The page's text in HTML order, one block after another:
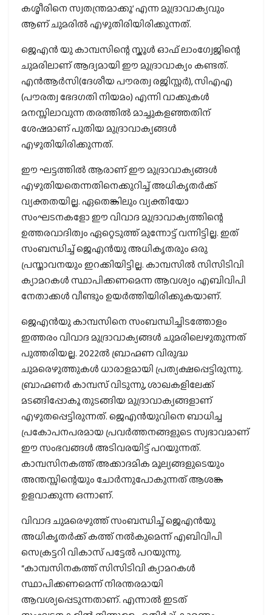
കശ്മീരിനെ സ്വതന്ത്രമാക്കൂ’ എന്ന മുദ്രാവാക്യവും
ആണ് ചുമരില്‍ എഴുതിരിയിരിക്കുന്നത്.
ജെഎന്‍ യു കാമ്പസിന്റെ സ്കൂള്‍ ഓഫ് ലാംഗ്വേജിന്റെ
ചുമരിലാണ് ആദ്യമായി ഈ മുദ്രാവാക്യം കണ്ടത്.
എന്‍ആര്‍സി(ദേശീയ പൗരത്വ രജിസ്റ്റര്‍), സിഎഎ
(പൗരത്വ ഭേദഗതി നിയമം) എന്നി വാക്കുകള്‍
മനസ്സിലാവുന്ന തരത്തില്‍ മാച്ചുകളഞ്ഞതിന്
ശേഷമാണ് പുതിയ മുദ്രാവാക്യങ്ങള്‍
എഴുതിയിരിക്കുന്നത്.
ഈ ഘട്ടത്തില്‍ ആരാണ് ഈ മുദ്രാവാക്യങ്ങള്‍
എഴുതിയതെന്നതിനെക്കുറിച്ച് അധികൃതര്‍ക്ക്
വ്യക്തതയില്ല. ഏതെങ്കിലും വ്യക്തിയോ
സംഘടനകളോ ഈ വിവാദ മുദ്രാവാക്യത്തിന്റെ
ഉത്തരവാദിത്വം ഏറ്റെടുത്ത് മുന്നോട്ട് വന്നിട്ടില്ല. ഇത്
സംബന്ധിച്ച് ജെഎന്‍യു അധികൃതരും ഒരു
പ്രസ്താവനയും ഇറക്കിയിട്ടില്ല. കാമ്പസില്‍ സിസിടിവി
ക്യാമറകള്‍ സ്ഥാപിക്കണമെന്ന ആവശ്യം എബിവിപി
നേതാക്കള്‍ വീണ്ടും ഉയര്‍ത്തിയിരിക്കുകയാണ്.
ജെഎന്‍യു കാമ്പസിനെ സംബന്ധിച്ചിടത്തോളം
ഇത്തരം വിവാദ മുദ്രാവാക്യങ്ങള്‍ ചുമരിലെഴുതുന്നത്
പുത്തരിയല്ല. 2022ല്‍ ബ്രാഹ്മണ വിരുദ്ധ
ചുമരെഴുത്തുകള്‍ ധാരാളമായി പ്രത്യക്ഷപ്പെട്ടിരുന്നു.
ബ്രാഹ്മണര്‍ കാമ്പസ് വിടുന്നു, ശാഖകളിലേക്ക്
മടങ്ങിപ്പോകൂ തുടങ്ങിയ മുദ്രാവാക്യങ്ങളാണ്
എഴുതപ്പെട്ടിരുന്നത്. ജെഎന്‍യുവിനെ ബാധിച്ച
പ്രകോപനപരമായ പ്രവര്‍ത്തനങ്ങളുടെ സ്വഭാവമാണ്
ഈ സംഭവങ്ങള്‍ അടിവരയിട്ട് പറയുന്നത്.
കാമ്പസിനകത്ത് അക്കാദമിക മൂല്യങ്ങളുടെയും
അന്തസ്സിന്റെയും ചോര്‍ന്നുപോകുന്നത് ആശങ്ക
ഉളവാക്കുന്ന ഒന്നാണ്.
വിവാദ ചുമരെഴുത്ത് സംബന്ധിച്ച് ജെഎന്‍യു
അധികൃതര്‍ക്ക് കത്ത് നല്‍കുമെന്ന് എബിവിപി
സെക്രട്ടറി വികാസ് പട്ടേല്‍ പറയുന്നു.
“കാമ്പസിനകത്ത് സിസിടിവി ക്യാമറകള്‍
സ്ഥാപിക്കണമെന്ന് നിരന്തരമായി
ആവശ്യപ്പെടുന്നതാണ്. എന്നാല്‍ ഇടത്